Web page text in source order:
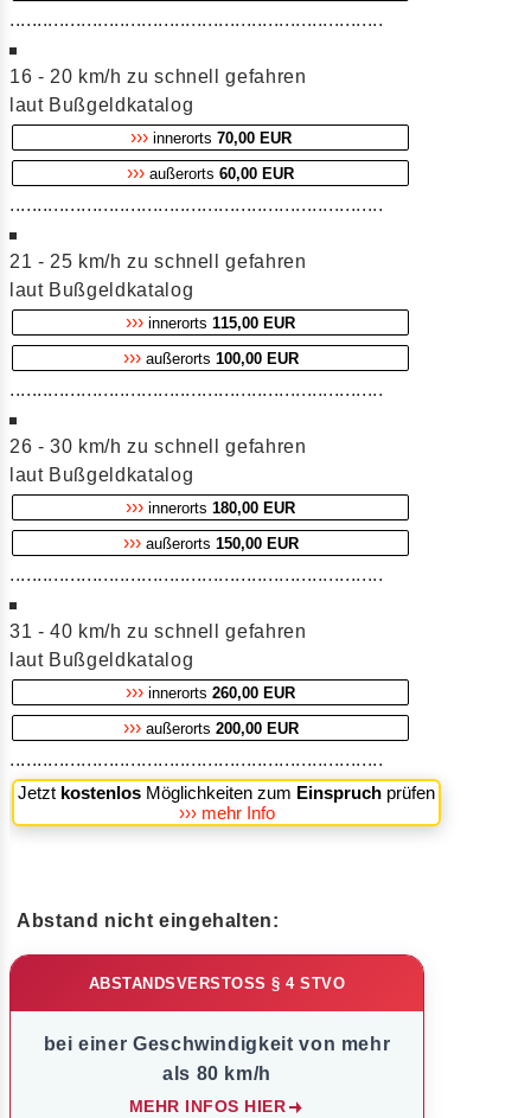
....................................................................
16 - 20 km/h zu schnell gefahren
laut Bußgeldkatalog
›››innerorts 70,00 EUR
››› außerorts 60,00 EUR
....................................................................
21 - 25 km/h zu schnell gefahren
laut Bußgeldkatalog
››› innerorts 115,00 EUR
›››außerorts 100,00 EUR
....................................................................
26 - 30 km/h zu schnell gefahren
laut Bußgeldkatalog
››› innerorts 180,00 EUR
›››außerorts 150,00 EUR
....................................................................
31 - 40 km/h zu schnell gefahren
laut Bußgeldkatalog
››› innerorts 260,00 EUR
›››außerorts 200,00 EUR
....................................................................
Jetzt kostenlos Möglichkeiten zum Einspruch prüfen
››› mehr Info
Abstand nicht eingehalten:
ABSTANDSVERSTOSS § 4 STVO
bei einer Geschwindigkeit von mehr
als 80 km/h
MEHR INFOS HIER